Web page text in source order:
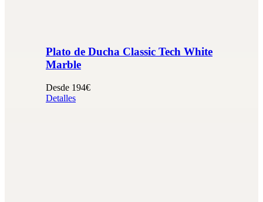
Plato de Ducha Classic Tech White
Marble
Desde 194€
Detalles